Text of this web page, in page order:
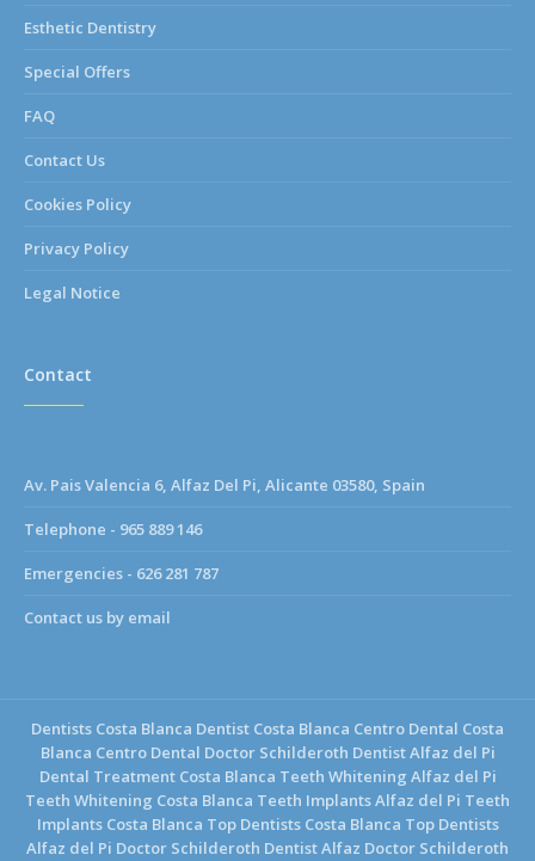
Esthetic Dentistry
Special Offers
FAQ
Contact Us
Cookies Policy
Privacy Policy
Legal Notice
Contact
Av. Pais Valencia 6, Alfaz Del Pi, Alicante 03580, Spain
Telephone - 965 889 146
Emergencies - 626 281 787
Contact us by email
Dentists Costa Blanca Dentist Costa Blanca Centro Dental Costa
Blanca Centro Dental Doctor Schilderoth Dentist Alfaz del Pi
Dental Treatment Costa Blanca Teeth Whitening Alfaz del Pi
Teeth Whitening Costa Blanca Teeth Implants Alfaz del Pi Teeth
Implants Costa Blanca Top Dentists Costa Blanca Top Dentists
Alfaz del Pi Doctor Schilderoth Dentist Alfaz Doctor Schilderoth